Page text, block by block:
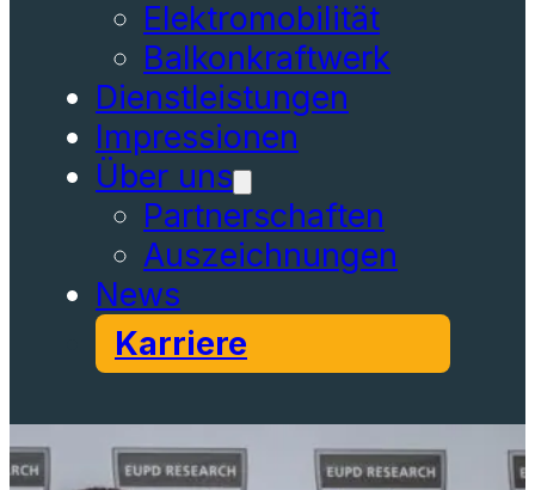
Elektromobilität
Balkonkraftwerk
Dienstleistungen
Impressionen
Über uns
Partnerschaften
Auszeichnungen
News
Karriere